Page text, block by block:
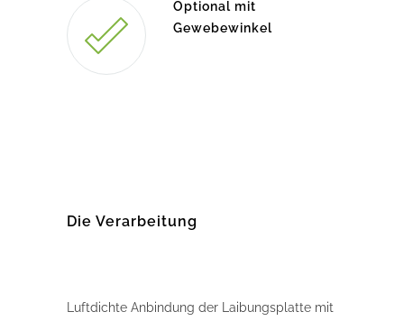
Optional mit
Gewebewinkel
Die Verarbeitung
Luftdichte Anbindung der Laibungsplatte mit